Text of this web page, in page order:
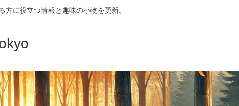
に役立つ情報と趣味の小物を更新。